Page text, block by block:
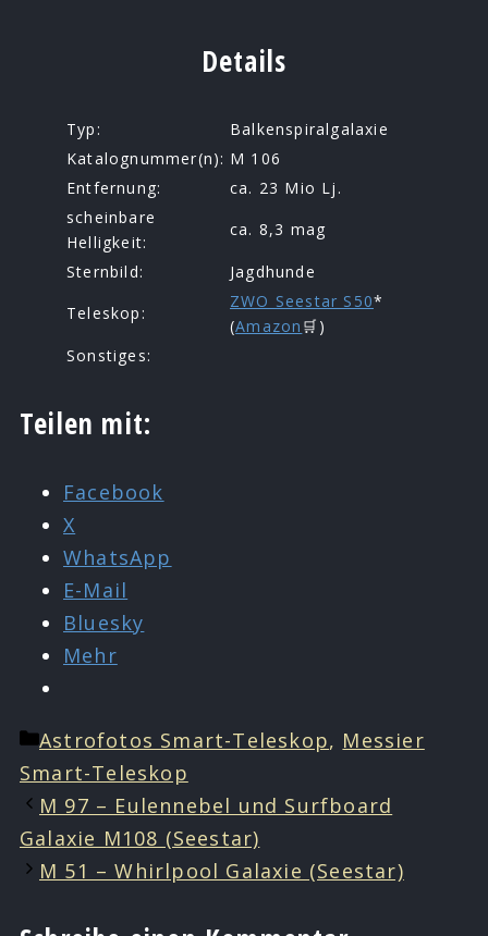
Details
Typ:
Balkenspiralgalaxie
Katalognummer(n): M 106
Entfernung:
ca. 23 Mio Lj.
scheinbare
Helligkeit:
ca. 8,3 mag
Sternbild:
Jagdhunde
Teleskop:
ZWO Seestar S50*
(Amazon 🛒)
Sonstiges:
Teilen mit:
Facebook
X
WhatsApp
E-Mail
Bluesky
Mehr
Kategorien
Astrofotos Smart-Teleskop, Messier
Smart-Teleskop
M 97 – Eulennebel und Surfboard
Galaxie M108 (Seestar)
M 51 – Whirlpool Galaxie (Seestar)